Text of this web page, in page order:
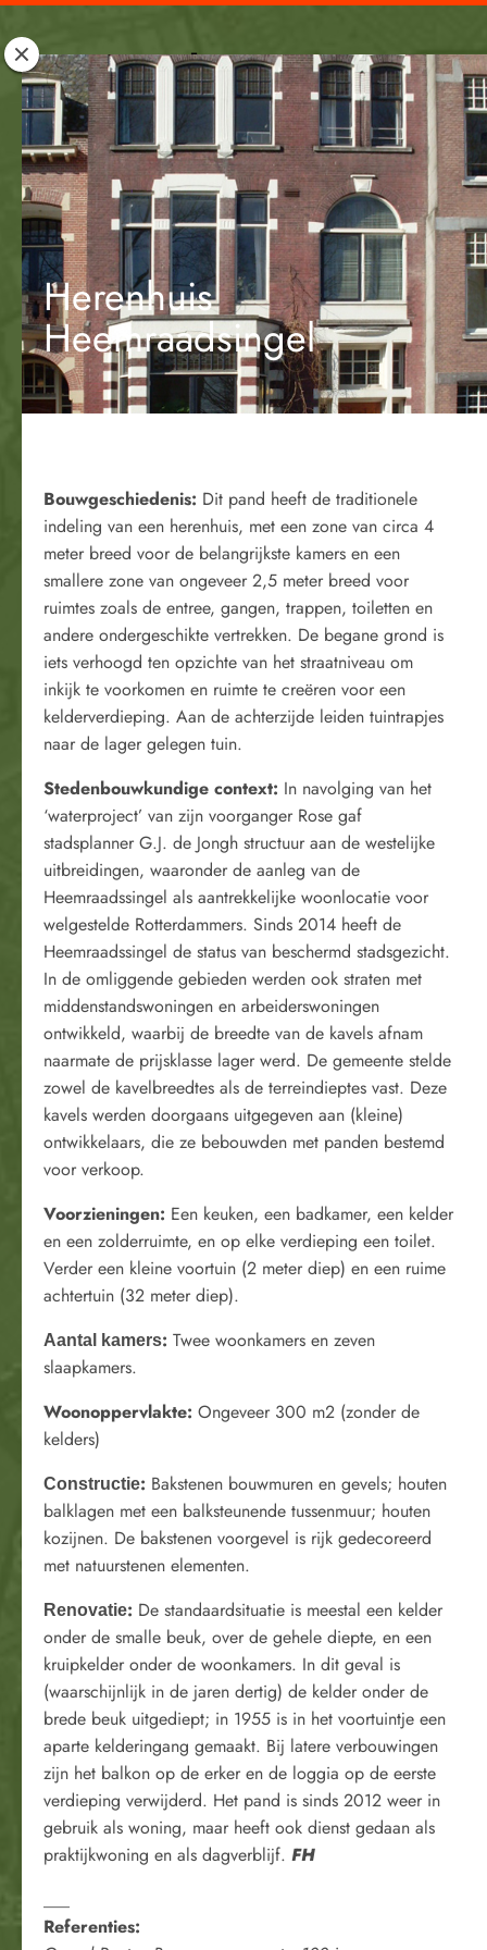
Rotterdam
Woont
Herenhuis
Heemraadsingel
Bouwgeschiedenis: Dit pand heeft de traditionele
indeling van een herenhuis, met een zone van circa 4
meter breed voor de belangrijkste kamers en een
smallere zone van ongeveer 2,5 meter breed voor
ruimtes zoals de entree, gangen, trappen, toiletten en
andere ondergeschikte vertrekken. De begane grond is
iets verhoogd ten opzichte van het straatniveau om
inkijk te voorkomen en ruimte te creëren voor een
kelderverdieping. Aan de achterzijde leiden tuintrapjes
naar de lager gelegen tuin.
Stedenbouwkundige context: In navolging van het
‘waterproject’ van zijn voorganger Rose gaf
stadsplanner G.J. de Jongh structuur aan de westelijke
uitbreidingen, waaronder de aanleg van de
Heemraadssingel als aantrekkelijke woonlocatie voor
welgestelde Rotterdammers. Sinds 2014 heeft de
Heemraadssingel de status van beschermd stadsgezicht.
In de omliggende gebieden werden ook straten met
middenstandswoningen en arbeiderswoningen
ontwikkeld, waarbij de breedte van de kavels afnam
naarmate de prijsklasse lager werd. De gemeente stelde
zowel de kavelbreedtes als de terreindieptes vast. Deze
kavels werden doorgaans uitgegeven aan (kleine)
ontwikkelaars, die ze bebouwden met panden bestemd
voor verkoop.
Voorzieningen: Een keuken, een badkamer, een kelder
en een zolderruimte, en op elke verdieping een toilet.
Verder een kleine voortuin (2 meter diep) en een ruime
achtertuin (32 meter diep).
Aantal kamers: Twee woonkamers en zeven
slaapkamers.
Woonoppervlakte: Ongeveer 300 m2 (zonder de
kelders)
Constructie: Bakstenen bouwmuren en gevels; houten
balklagen met een balksteunende tussenmuur; houten
kozijnen. De bakstenen voorgevel is rijk gedecoreerd
met natuurstenen elementen.
Renovatie: De standaardsituatie is meestal een kelder
onder de smalle beuk, over de gehele diepte, en een
kruipkelder onder de woonkamers. In dit geval is
(waarschijnlijk in de jaren dertig) de kelder onder de
brede beuk uitgediept; in 1955 is in het voortuintje een
aparte kelderingang gemaakt. Bij latere verbouwingen
zijn het balkon op de erker en de loggia op de eerste
verdieping verwijderd. Het pand is sinds 2012 weer in
gebruik als woning, maar heeft ook dienst gedaan als
praktijkwoning en als dagverblijf. FH
Referenties: